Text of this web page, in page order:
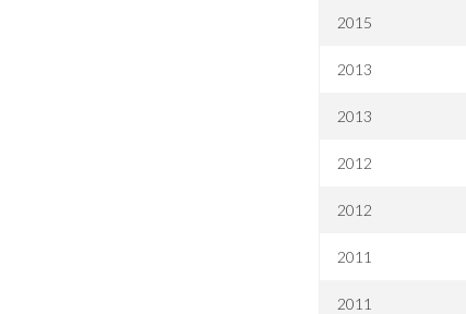
2015
2013
2013
2012
2012
2011
2011